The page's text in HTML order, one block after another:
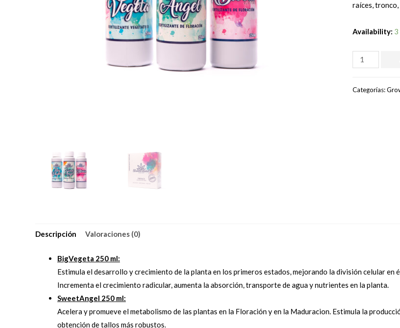
raíces,
Availability: 3
-
Categorías:
Descripción Valoraciones (0)
BigVegeta 250 ml:
Estimula el desarrollo y crecimiento de la planta en los primeros estados, mejorando la división celular
Incrementa el crecimiento radicular, aumenta la absorción, transporte de agua y nutrientes en la planta.
SweetAngel 250 ml:
Acelera y promueve el metabolismo de las plantas en la Floración y en la Maduracion. Estimula la
obtención de tallos más robustos.